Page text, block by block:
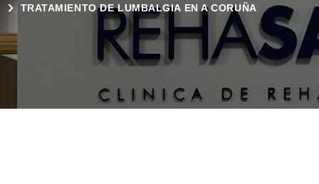
TRATAMIENTO DE LUMBALGIA EN A CORUÑA